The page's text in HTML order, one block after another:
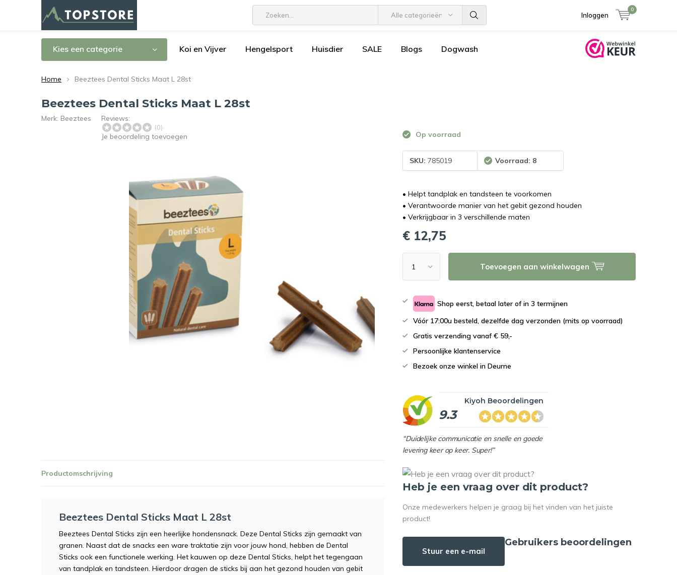
Alle categorieën Inloggen
0
Kies een categorie Koi en Vijver Hengelsport Huisdier SALE Blogs Dogwash
Home Beeztees Dental Sticks Maat L 28st
Beeztees Dental Sticks Maat L 28st
Merk: Beeztees Reviews:
(0)
Je beoordeling toevoegen Op voorraad
SKU: 785019 Voorraad: 8
• Helpt tandplak en tandsteen te voorkomen
• Verantwoorde manier van het gebit gezond houden
• Verkrijgbaar in 3 verschillende maten
€ 12,75
Toevoegen aan winkelwagen
Shop eerst, betaal later of in 3 termijnen
Vóór 17:00u besteld, dezelfde dag verzonden (mits op voorraad)
Gratis verzending vanaf € 59,-
Persoonlijke klantenservice
Bezoek onze winkel in Deurne
9.3
Kiyoh Beoordelingen
“Duidelijke communicatie en snelle en goede
levering keer op keer. Super!”
Productomschrijving
Beeztees Dental Sticks Maat L 28st
Beeztees Dental Sticks zijn een heerlijke hondensnack. Deze Dental Sticks zijn gemaakt van
granen. Naast dat de snacks een ware traktatie zijn voor jouw hond, hebben de Dental
Sticks ook een functionele werking. Het kauwen op deze Dental Sticks, helpt het tegengaan
van tandplak en tandsteen. Hierdoor dragen de sticks bij aan het gezond houden van gebit
Heb je een vraag over dit product?
Onze medewerkers helpen je graag bij het vinden van het juiste
product!
Stuur een e-mail
Gebruikers beoordelingen